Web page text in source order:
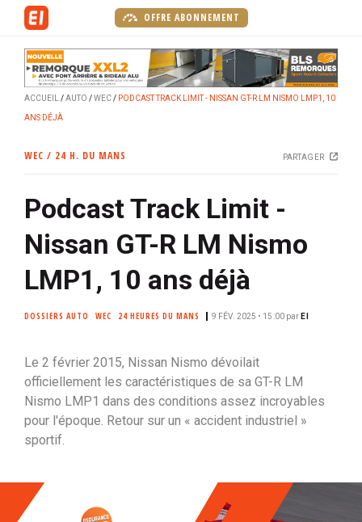
OFFRE ABONNEMENT
ACCUEIL AUTO WEC PODCAST TRACK LIMIT - NISSAN GT-R LM NISMO LMP1, 10
ANS DÉJÀ
WEC / 24 H. DU MANS PARTAGER
Podcast Track Limit -
Nissan GT-R LM Nismo
LMP1, 10 ans déjà
DOSSIERS AUTO WEC 24 HEURES DU MANS 9 FÉV. 2025 • 15:00 par EI
Le 2 février 2015, Nissan Nismo dévoilait
officiellement les caractéristiques de sa GT-R LM
Nismo LMP1 dans des conditions assez incroyables
pour l'époque. Retour sur un « accident industriel »
sportif.